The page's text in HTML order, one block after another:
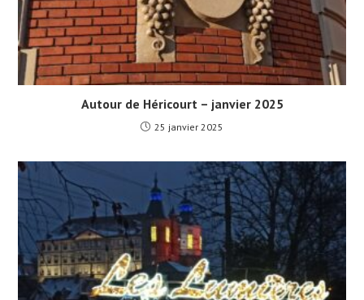
Autour de Héricourt – janvier 2025
25 janvier 2025